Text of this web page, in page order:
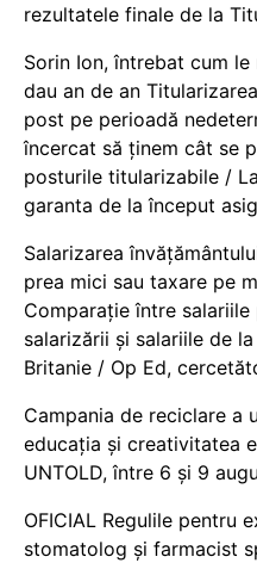
rezultatele finale de la
Sorin Ion, întrebat cum
dau an de an
post pe perioadă
încercat să ținem cât se
posturile titularizabile /
garanta de la început
Salarizarea
prea mici sau taxare pe
Comparație între
salarizării și salariile de
Britanie / Op Ed,
Campania de reciclare a
educația și creativitatea
UNTOLD, între 6 și 9
OFICIAL Regulile pentru
stomatolog și farmacist